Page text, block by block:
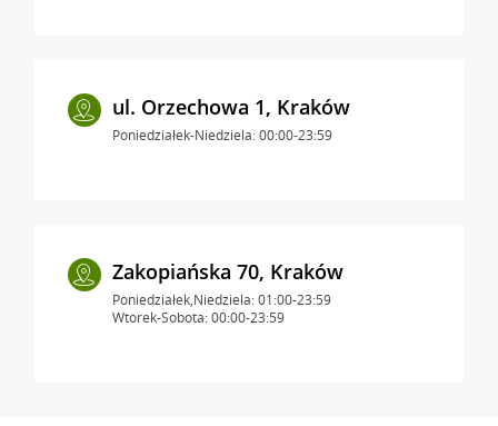
ul. Orzechowa 1, Kraków
Poniedziałek-Niedziela: 00:00-23:59
Zakopiańska 70, Kraków
Poniedziałek,Niedziela: 01:00-23:59
Wtorek-Sobota: 00:00-23:59